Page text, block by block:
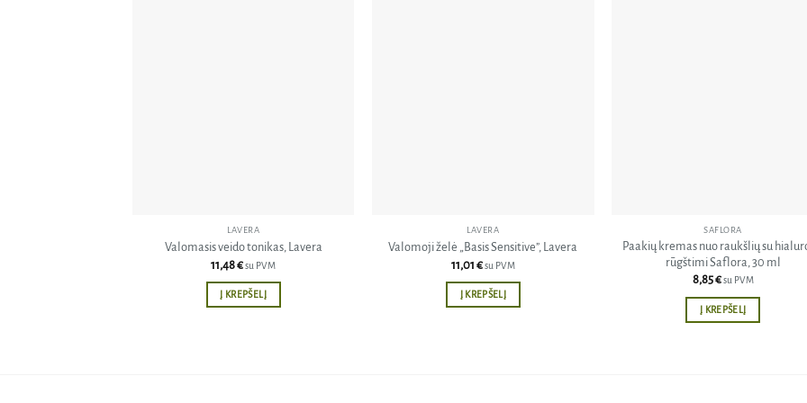
LAVERA
Valomasis veido tonikas, Lavera
11,48€su PVM
Į KREPŠELĮ
LAVERA
Valomoji želė „Basis Sensitive”, Lavera
11,01 €su PVM
Į KREPŠELĮ
SAFLORA
Paakių kremas nuo raukšlių su
rūgštimi Saflora, 30 ml
8,85€ su PVM
Į KREPŠELĮ